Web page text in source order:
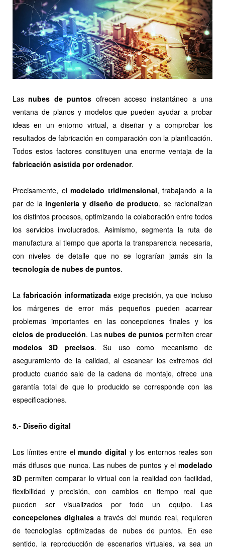
Lasnubes de puntos ofrecen acceso instantáneo a una
ventana de planos y modelos que pueden ayudar a probar
ideas en un entorno virtual, a diseñar y a comprobar los
resultados de fabricación en comparación con la planificación.
Todos estos factores constituyen una enorme ventaja de la
fabricación asistida por ordenador.
Precisamente, el modelado tridimensional, trabajando a la
par de la ingeniería y diseño de producto, se racionalizan
los distintos procesos, optimizando la colaboración entre todos
los servicios involucrados. Asimismo, segmenta la ruta de
manufactura al tiempo que aporta la transparencia necesaria,
con niveles de detalle que no se lograrían jamás sin la
tecnología de nubes de puntos.
La fabricación informatizadaexige precisión, ya que incluso
los márgenes de error más pequeños pueden acarrear
problemas importantes en las concepciones finales y los
ciclos de producción. Las nubes de puntos permiten crear
modelos 3D precisos. Su uso como mecanismo de
aseguramiento de la calidad, al escanear los extremos del
producto cuando sale de la cadena de montaje, ofrece una
garantía total de que lo producido se corresponde con las
especificaciones.
5.- Diseño digital
Los límites entre elmundo digital y los entornos reales son
más difusos que nunca. Las nubes de puntos y el modelado
3D permiten comparar lo virtual con la realidad con facilidad,
flexibilidad y precisión, con cambios en tiempo real que
pueden ser visualizados por todo un equipo. Las
concepciones digitales a través del mundo real, requieren
de tecnologías optimizadas de nubes de puntos. En ese
sentido, la reproducción de escenarios virtuales, ya sea un